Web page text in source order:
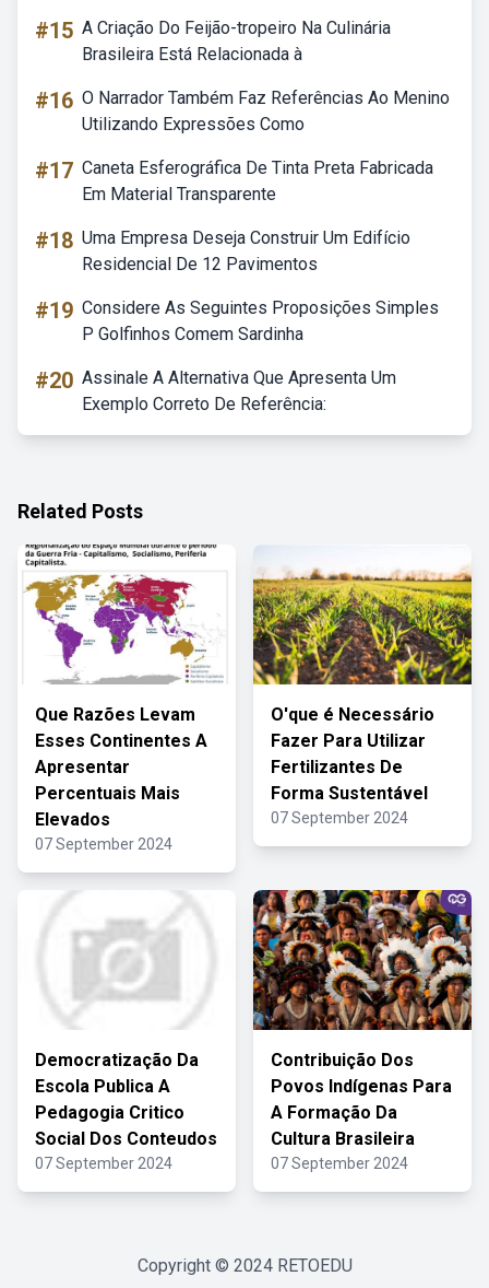
#15 A Criação Do Feijão-tropeiro Na Culinária
Brasileira Está Relacionada à
#16 O Narrador Também Faz Referências Ao Menino
Utilizando Expressões Como
#17 Caneta Esferográfica De Tinta Preta Fabricada
Em Material Transparente
#18 Uma Empresa Deseja Construir Um Edifício
Residencial De 12 Pavimentos
#19 Considere As Seguintes Proposições Simples
P Golfinhos Comem Sardinha
#20 Assinale A Alternativa Que Apresenta Um
Exemplo Correto De Referência:
Related Posts
Que Razões Levam
Esses Continentes A
Apresentar
Percentuais Mais
Elevados
07 September 2024
O'que é Necessário
Fazer Para Utilizar
Fertilizantes De
Forma Sustentável
07 September 2024
Democratização Da
Escola Publica A
Pedagogia Critico
Social Dos Conteudos
07 September 2024
Contribuição Dos
Povos Indígenas Para
A Formação Da
Cultura Brasileira
07 September 2024
Copyright © 2024 RETOEDU